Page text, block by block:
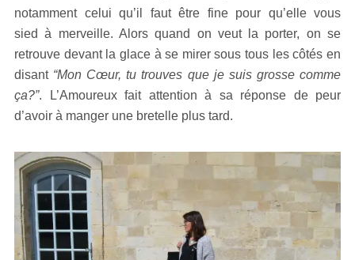
notamment celui qu’il faut être fine pour qu’elle vous
sied à merveille. Alors quand on veut la porter, on se
retrouve devant la glace à se mirer sous tous les côtés en
disant “Mon Cœur, tu trouves que je suis grosse comme
ça?”. L’Amoureux fait attention à sa réponse de peur
d’avoir à manger une bretelle plus tard.